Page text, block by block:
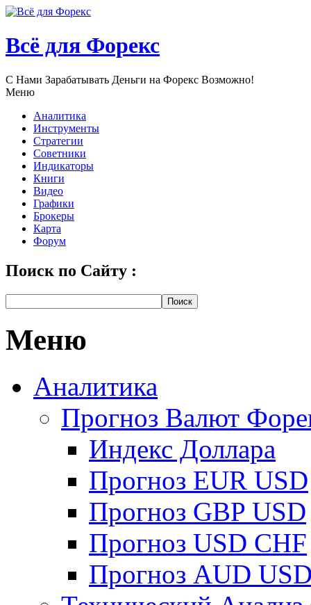
Всё для Форекс
С Нами Зарабатывать Деньги нa Форекс Возможно!
Меню
Аналитика
Инструменты
Стратегии
Советники
Индикаторы
Книги
Видео
Графики
Брокеры
Карта
Форум
Поиск по Сайту :
Меню
Аналитика
Прогноз Валют
Индекс Доллара
Прогноз EUR USD
Прогноз GBP USD
Прогноз USD CHF
Прогноз AUD